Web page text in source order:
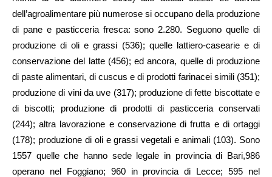
dell’agroalimentare più numerose si occupano della produzione
di pane e pasticceria fresca: sono 2.280. Seguono quelle di
produzione di oli e grassi (536); quelle lattiero-casearie e di
conservazione del latte (456); ed ancora, quelle di produzione
di paste alimentari, di cuscus e di prodotti farinacei simili (351);
produzione di vini da uve (317); produzione di fette biscottate e
di biscotti; produzione di prodotti di pasticceria conservati
(244); altra lavorazione e conservazione di frutta e di ortaggi
(178); produzione di oli e grassi vegetali e animali (103). Sono
1557 quelle che hanno sede legale in provincia di Bari,986
operano nel Foggiano; 960 in provincia di Lecce; 595 nel